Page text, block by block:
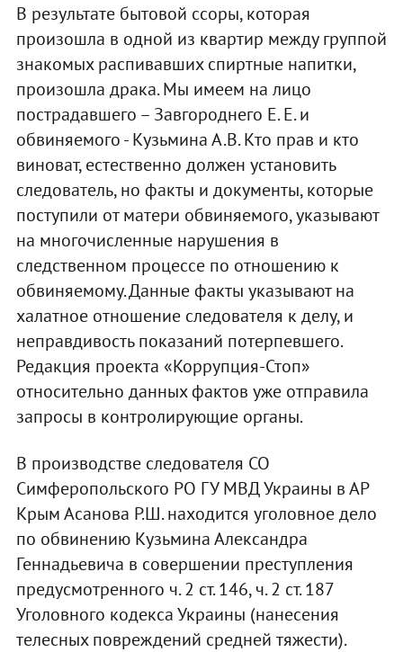
В результате бытовой ссоры, которая
произошла в одной из квартир между группой
знакомых распивавших спиртные напитки,
произошла драка. Мы имеем на лицо
пострадавшего – Завгороднего Е. Е. и
обвиняемого - Кузьмина А.В. Кто прав и кто
виноват, естественно должен установить
следователь, но факты и документы, которые
поступили от матери обвиняемого, указывают
на многочисленные нарушения в
следственном процессе по отношению к
обвиняемому. Данные факты указывают на
халатное отношение следователя к делу, и
неправдивость показаний потерпевшего.
Редакция проекта «Коррупция-Стоп»
относительно данных фактов уже отправила
запросы в контролирующие органы.
В производстве следователя СО
Симферопольского РО ГУ МВД Украины в АР
Крым Асанова Р.Ш. находится уголовное дело
по обвинению Кузьмина Александра
Геннадьевича в совершении преступления
предусмотренного ч. 2 ст. 146, ч. 2 ст. 187
Уголовного кодекса Украины (нанесения
телесных повреждений средней тяжести).